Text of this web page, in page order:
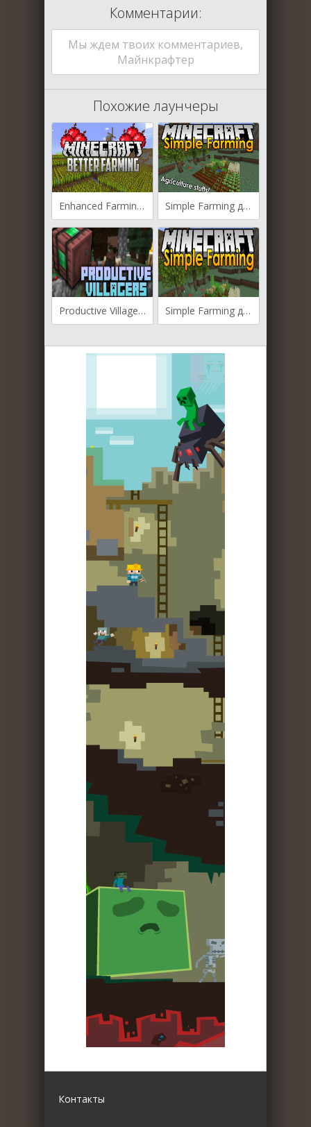
Комментарии:
Мы ждем твоих комментариев,
Майнкрафтер
Похожие лаунчеры
Enhanced Farming для Майнкрафт [1.21, 1.20.6, 1.20.4] Simple Farming для Майнкрафт [1.20.1, 1.20, 1.19.4]
Productive Villagers для Майнкрафт [1.19.2, 1.18.2] Simple Farming для Майнкрафт [1.19.3, 1.19.2, 1.16.5]
Контакты